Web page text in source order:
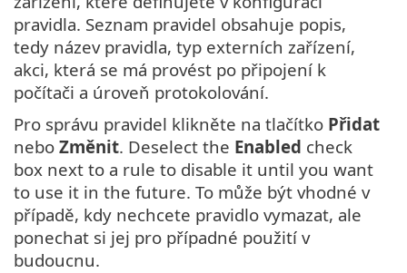
pravidla. Seznam pravidel obsahuje popis,
tedy název pravidla, typ externích zařízení,
akci, která se má provést po připojení k
počítači a úroveň protokolování.
Pro správu pravidel klikněte na tlačítko Přidat
nebo Změnit. Deselect the Enabled check
box next to a rule to disable it until you want
to use it in the future. To může být vhodné v
případě, kdy nechcete pravidlo vymazat, ale
ponechat si jej pro případné použití v
budoucnu.